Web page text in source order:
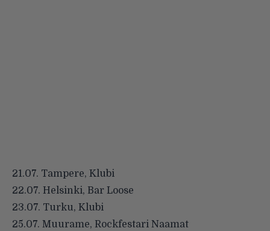
21.07. Tampere, Klubi
22.07. Helsinki, Bar Loose
23.07. Turku, Klubi
25.07. Muurame, Rockfestari Naamat